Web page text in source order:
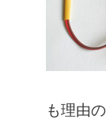
も理由